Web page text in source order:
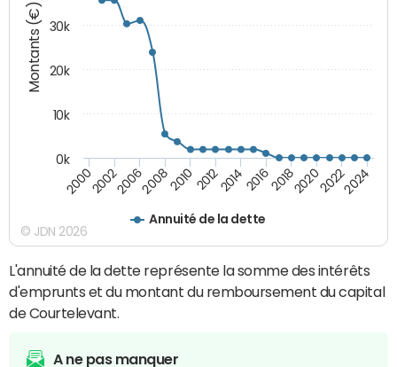
Montants (€)
Annuité de la dette
20002002200620082010 2012201420162018202020222024
0k
10k
20k
30k
© JDN 2026
L'annuité de la dette représente la somme des intérêts
d'emprunts et du montant du remboursement du capital
de Courtelevant.
A ne pas manquer